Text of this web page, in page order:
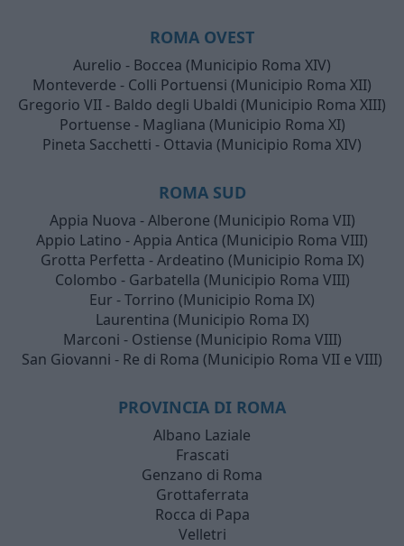
ROMA OVEST
Aurelio - Boccea (Municipio Roma XIV)
Monteverde - Colli Portuensi (Municipio Roma XII)
Gregorio VII - Baldo degli Ubaldi (Municipio Roma XIII)
Portuense - Magliana (Municipio Roma XI)
Pineta Sacchetti - Ottavia (Municipio Roma XIV)
ROMA SUD
Appia Nuova - Alberone (Municipio Roma VII)
Appio Latino - Appia Antica (Municipio Roma VIII)
Grotta Perfetta - Ardeatino (Municipio Roma IX)
Colombo - Garbatella (Municipio Roma VIII)
Eur - Torrino (Municipio Roma IX)
Laurentina (Municipio Roma IX)
Marconi - Ostiense (Municipio Roma VIII)
San Giovanni - Re di Roma (Municipio Roma VII e VIII)
PROVINCIA DI ROMA
Albano Laziale
Frascati
Genzano di Roma
Grottaferrata
Rocca di Papa
Velletri